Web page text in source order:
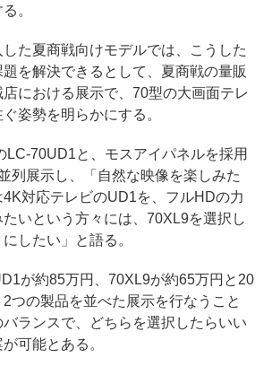
。
た夏商戦向けモデルでは、こうした
を解決できるとして、夏商戦の量販
における展示で、70型の大画面テレ
姿勢を明らかにする。
70UD1と、モスアイパネルを採用
列展示し、「自然な映像を楽しみた
対応テレビのUD1を、フルHDの力
いという方々には、70XL9を選択し
したい」と語る。
が約85万円、70XL9が約65万円と20
つの製品を並べた展示を行なうこと
ランスで、どちらを選択したらいい
可能とある。